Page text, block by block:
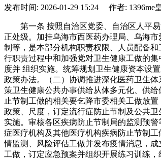
发布时间: 2026-01-29 15:24 作者: 1396me
第一条 按照自治区党委、自治区人平易
正处级。加挂乌海市西医药办理局、乌海
制等，是本部分机构职责权限、人员配备
行职责过程中和加强党对卫生健康工做的
度并 组织实施。统筹规划卫生健康资本设
政策办法。（二）协调推进深化医药卫生
策卫生健康公共办事供给从体多元化、供
止节制工做的相关要乞降市委相关工做放
政策、尺度，订定流行症防止节制及公共
实施。审核各区疾病防止节制局的监测预
症医疗机构及其他医疗机构疾病防止节制
情监测、风险评估工做并发布疫情消息，
工做，订定应急预案并组织开展练习训练